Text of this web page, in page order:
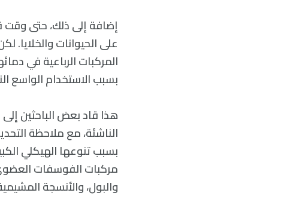
إضافة إلى ذلك، حتى وقت
على الحيوانات والخلايا.
المركبات الرباعية في
بسبب الاستخدام الواسع
هذا قاد بعض الباحثين إلى
الناشئة، مع ملاحظة
بسبب تنوعها الهيكلي
مركبات الفوسفات
والبول، والأنسجة